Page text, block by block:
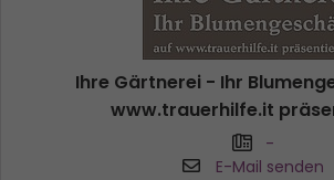
Ihre Gärtnerei - Ihr
www.trauerhilfe.it
-
E-Mail senden